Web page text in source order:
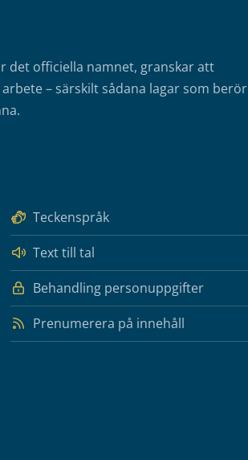
det officiella namnet, granskar att
– särskilt sådana lagar som berör
Teckenspråk
Text till tal
Behandling personuppgifter
Prenumerera på innehåll